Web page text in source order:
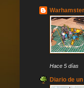
Hace 5 días
Diario de